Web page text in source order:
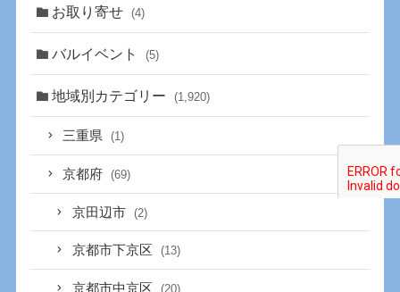
お取り寄せ (4)
バルイベント (5)
地域別カテゴリー (1,920)
三重県 (1)
京都府 (69)
京田辺市 (2)
京都市下京区 (13)
京都市中京区 (20)